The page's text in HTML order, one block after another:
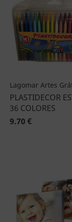
Lagomar Artes
PLASTIDECOR
36 COLORES
9.70 €